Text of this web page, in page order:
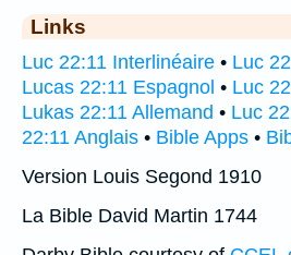
Links
Luc 22:11 Interlinéaire • Luc
Lucas 22:11 Espagnol • Luc
Lukas 22:11 Allemand • Luc
22:11 Anglais • Bible Apps •
Version Louis Segond 1910
La Bible David Martin 1744